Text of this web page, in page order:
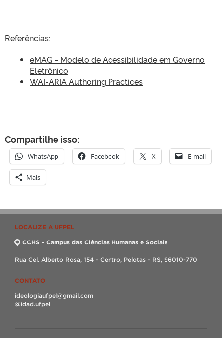
Referências:
eMAG – Modelo de Acessibilidade em Governo
Eletrônico
WAI-ARIA Authoring Practices
Compartilhe isso:
WhatsApp Facebook X E-mail
Mais
LOCALIZE A UFPEL
CCHS - Campus das Ciências Humanas e Sociais
Rua Cel. Alberto Rosa, 154 - Centro, Pelotas - RS, 96010-770
CONTATO
ideologiaufpel@gmail.com
@idad.ufpel